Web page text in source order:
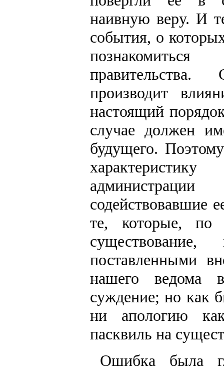
наивную веру. И
события, о
производит
настоящий
случае должен
будущего.
содействовавшие
те, которые, по
поставленными
нашего ведома
суждение; но как
ни апологию
пасквиль на
Ошибка была